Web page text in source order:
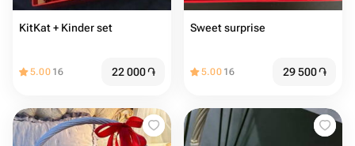
KitKat + Kinder set
5.00 16 22 000֏
Sweet surprise
5.00 16 29 500֏